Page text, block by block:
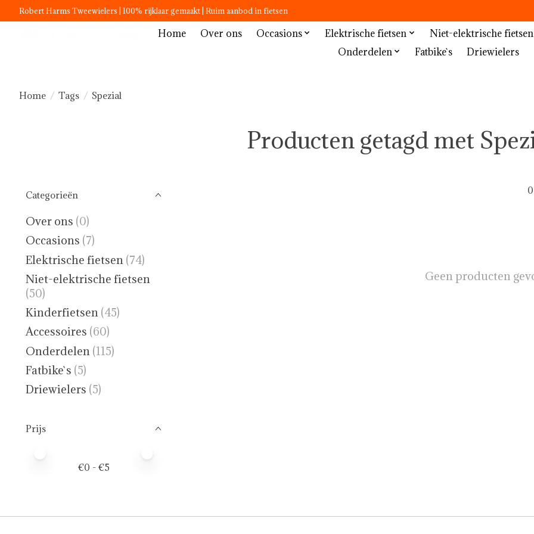
Robert Harms Tweewielers | 100% rijklaar gemaakt | Ruim aanbod in fietsen
Home Over ons Occasions Elektrische fietsen Niet-elektrische fietsen
Onderdelen
Fatbike`s Driewielers
Home / Tags / Spezial
Producten getagd met
Categorieën
Over ons (0)
Occasions (7)
Elektrische fietsen (74)
Niet-elektrische fietsen
(50)
Kinderfietsen (45)
Accessoires (60)
Onderdelen (115)
Fatbike`s (5)
Driewielers (5)
Prijs
€0 - €5
Geen producten